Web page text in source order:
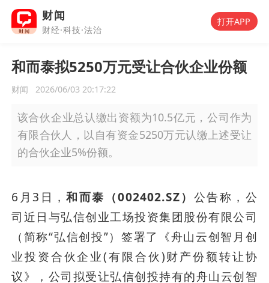
财闻
财经·科技·法治
打开APP
和而泰拟5250万元受让合伙企业份额
财闻 2026/06/03 20:17:22
该合伙企业总认缴出资额为10.5亿元，公司作为
有限合伙人，以自有资金5250万元认缴上述受让
的合伙企业5%份额。
6月3日，和而泰（002402.SZ） 公告称，公
司近日与弘信创业工场投资集团股份有限公司
（简称“弘信创投”）签署了《舟山云创智月创
业投资合伙企业(有限合伙)财产份额转让协
议》，公司拟受让弘信创投持有的舟山云创智